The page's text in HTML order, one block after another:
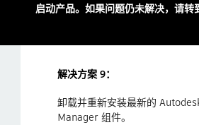
启动产品。如果问题仍未解决，请转
解决方案 9：
卸载并重新安装最新的
Manager 组件。